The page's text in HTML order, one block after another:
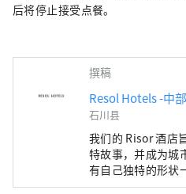
后将停止接受点餐。
撰稿
Resol Hotels -中
石川县
我们的 Risor 酒店
特故事，并成为城
有自己独特的形状
特的面貌迎接游客。 金泽雷索尔三一酒店